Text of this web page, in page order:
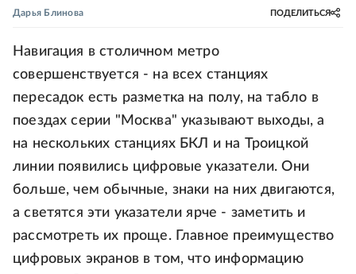
Дарья Блинова ПОДЕЛИТЬСЯ
Навигация в столичном метро
совершенствуется - на всех станциях
пересадок есть разметка на полу, на табло в
поездах серии "Москва" указывают выходы, а
на нескольких станциях БКЛ и на Троицкой
линии появились цифровые указатели. Они
больше, чем обычные, знаки на них двигаются,
а светятся эти указатели ярче - заметить и
рассмотреть их проще. Главное преимущество
цифровых экранов в том, что информацию